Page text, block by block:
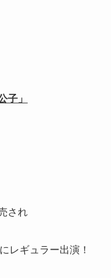
子」
され
レギュラー出演！